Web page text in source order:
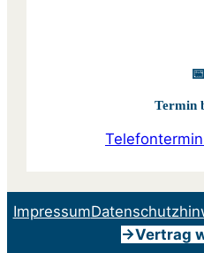
📅
Termin
Impressum
->Vertrag